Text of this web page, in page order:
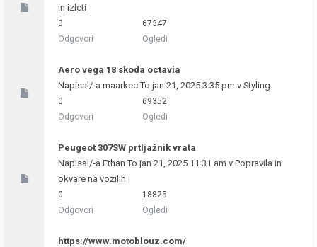
in izleti
0
Odgovori
67347
Ogledi
Aero vega 18 skoda octavia
Napisal/-a maarkecTo jan 21, 2025 3:35 pm v Styling
0
Odgovori
69352
Ogledi
Peugeot 307SW prtljažnik vrata
Napisal/-a Ethan To jan 21, 2025 11:31 am v Popravila in
okvare na vozilih
0
Odgovori
18825
Ogledi
https://www.motoblouz.com/